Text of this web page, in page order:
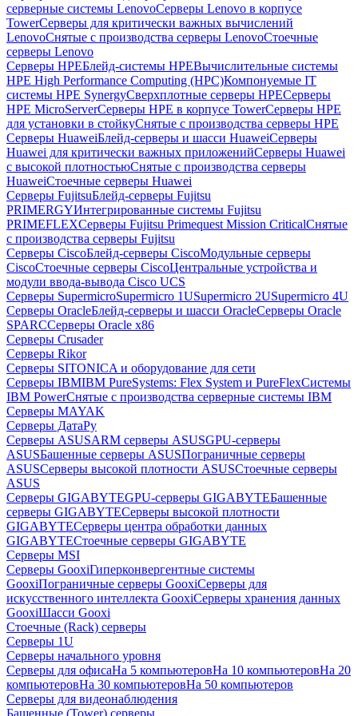
серверные системы LenovoСерверы Lenovo в корпусе
TowerСерверы для критически важных вычислений
LenovoСнятые с производства серверы LenovoСтоечные
серверы Lenovo
Серверы HPEБлейд-системы HPEВычислительные системы
HPE High Performance Computing (HPC)Компонуемые IT
системы HPE SynergyСверхплотные серверы HPEСерверы
HPE MicroServerСерверы HPE в корпусе TowerСерверы HPE
для установки в стойкуСнятые с производства серверы HPE
Серверы HuaweiБлейд-серверы и шасси HuaweiСерверы
Huawei для критически важных приложенийСерверы Huawei
с высокой плотностьюСнятые с производства серверы
HuaweiСтоечные серверы Huawei
Серверы FujitsuБлейд-серверы Fujitsu
PRIMERGYИнтегрированные системы Fujitsu
PRIMEFLEXСерверы Fujitsu Primequest Mission CriticalСнятые
с производства серверы Fujitsu
Серверы CiscoБлейд-серверы CiscoМодульные серверы
CiscoСтоечные серверы CiscoЦентральные устройства и
модули ввода-вывода Cisco UCS
Серверы SupermicroSupermicro 1USupermicro 2USupermicro 4U
Серверы OracleБлейд-серверы и шасси OracleСерверы Oracle
SPARCСерверы Oracle x86
Серверы Crusader
Серверы Rikor
Серверы SITONICA и оборудование для сети
Серверы IBMIBM PureSystems: Flex System и PureFlexСистемы
IBM PowerСнятые с производства серверные системы IBM
Серверы MAYAK
Серверы ДатаРу
Серверы ASUSARM серверы ASUSGPU-серверы
ASUSБашенные серверы ASUSПограничные серверы
ASUSСерверы высокой плотности ASUSСтоечные серверы
ASUS
Серверы GIGABYTEGPU-серверы GIGABYTEБашенные
серверы GIGABYTEСерверы высокой плотности
GIGABYTEСерверы центра обработки данных
GIGABYTEСтоечные серверы GIGABYTE
Серверы MSI
Серверы GooxiГиперконвергентные системы
GooxiПограничные серверы GooxiСерверы для
искусственного интеллекта GooxiСерверы хранения данных
GooxiШасси Gooxi
Стоечные (Rack) серверы
Серверы 1U
Серверы начального уровня
Серверы для офисаНа 5 компьютеровНа 10 компьютеровНа 20
компьютеровНа 30 компьютеровНа 50 компьютеров
Серверы для видеонаблюдения
Башенные (Tower) серверы